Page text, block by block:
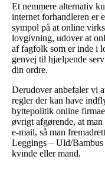
Et nemmere alternativ
internet forhandleren er
sympol på at online
lovgivning, udover at
af fagfolk som er inde i
genvej til hjælpende
din ordre.
Derudover anbefaler vi
regler der kan have
byttepolitik online
øvrigt afgørende, at
e-mail, så man
Leggings – Uld/
kvinde eller mand.